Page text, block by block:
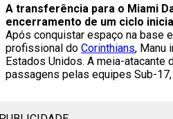
A transferência para o Miami
encerramento de um ciclo
Após conquistar espaço na base
profissional do Corinthians, Manu
Estados Unidos. A meia-atacante
passagens pelas equipes Sub-